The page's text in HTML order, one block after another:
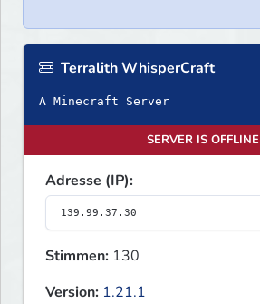
Terralith WhisperCraft
A Minecraft Server
SERVER IS OFFLINE
Adresse (IP):
Stimmen: 130
Version: 1.21.1